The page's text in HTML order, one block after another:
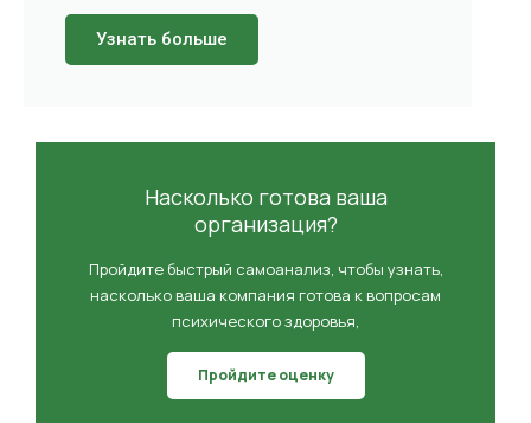
Узнать больше
Насколько готова ваша
организация?
Пройдите быстрый самоанализ, чтобы узнать,
насколько ваша компания готова к вопросам
психического здоровья,
Пройдите оценку